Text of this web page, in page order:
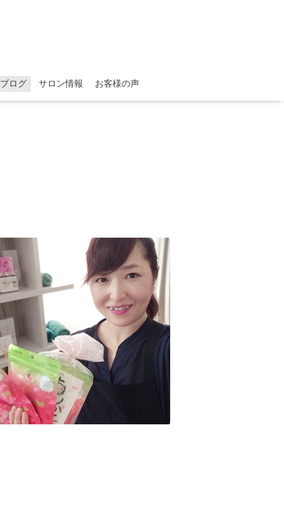
ブログ サロン情報 お客様の声